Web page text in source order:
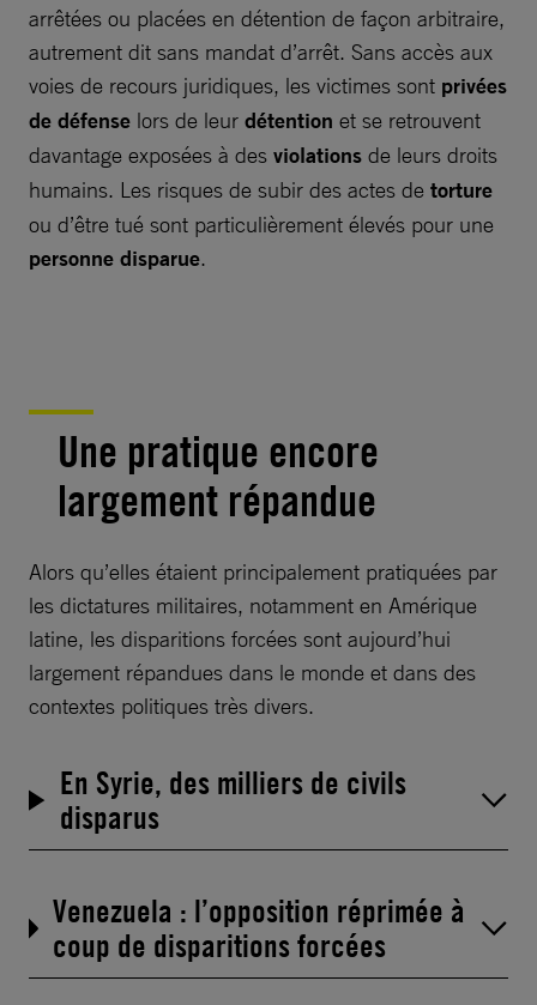
arrêtées ou placées en détention de façon arbitraire,
autrement dit sans mandat d’arrêt. Sans accès aux
voies de recours juridiques, les victimes sont privées
de défense lors de leur détention et se retrouvent
davantage exposées à des violations de leurs droits
humains. Les risques de subir des actes de torture
ou d’être tué sont particulièrement élevés pour une
personne disparue.
Une pratique encore
largement répandue
Alors qu’elles étaient principalement pratiquées par
les dictatures militaires, notamment en Amérique
latine, les disparitions forcées sont aujourd’hui
largement répandues dans le monde et dans des
contextes politiques très divers.
En Syrie, des milliers de civils
disparus
Venezuela : l’opposition réprimée à
coup de disparitions forcées